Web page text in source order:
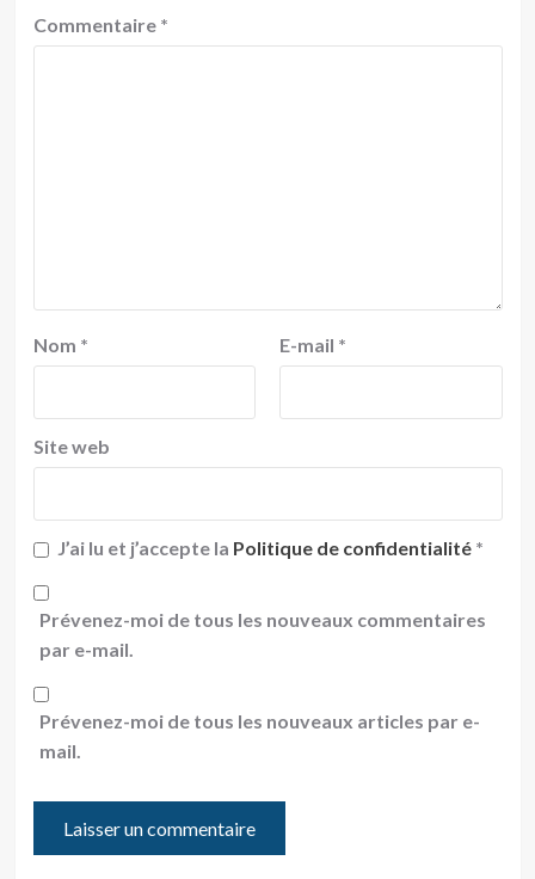
Commentaire *
Nom * E-mail *
Site web
J’ai lu et j’accepte la Politique de confidentialité *
Prévenez-moi de tous les nouveaux commentaires
par e-mail.
Prévenez-moi de tous les nouveaux articles par e-
mail.